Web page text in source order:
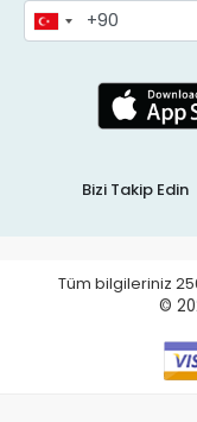
Bizi Takip Edin
Tüm bilgileriniz
©